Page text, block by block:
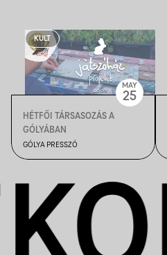
KULT
HÉTFŐI TÁRSASOZÁS A
GÓLYÁBAN
GÓLYA PRESSZÓ
MAY
25